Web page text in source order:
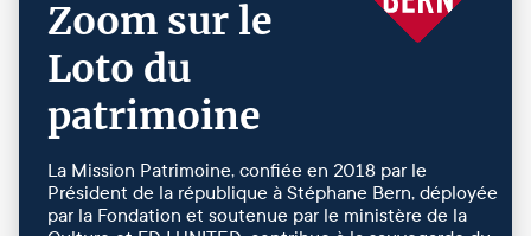
Zoom sur le
Loto du
patrimoine
La Mission Patrimoine, confiée en 2018 par le
Président de la république à Stéphane Bern, déployée
par la Fondation et soutenue par le ministère de la